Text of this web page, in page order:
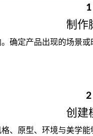
1
制作
确定产品出现的场景或
2
创建
、原型、环境与美学能